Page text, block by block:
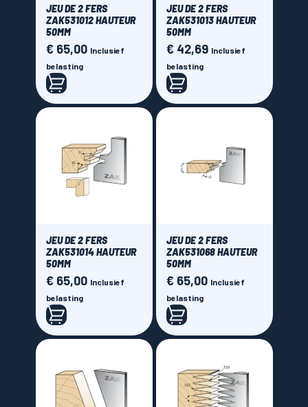
JEU DE 2 FERS
ZAK531012 HAUTEUR
50MM
Prijs
€ 65,00 Inclusief
belasting
JEU DE 2 FERS
ZAK531013 HAUTEUR
50MM
Prijs
€ 42,69 Inclusief
belasting
JEU DE 2 FERS
ZAK531014 HAUTEUR
50MM
Prijs
€ 65,00 Inclusief
belasting
JEU DE 2 FERS
ZAK531068 HAUTEUR
50MM
Prijs
€ 65,00 Inclusief
belasting